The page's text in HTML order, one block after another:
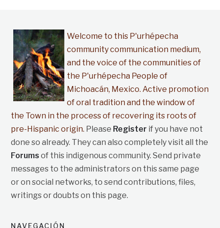
Welcome to this P'urhépecha
community communication medium,
and the voice of the communities of
the P'urhépecha People of
Michoacán, Mexico. Active promotion
of oral tradition and the window of
the Town in the process of recovering its roots of
pre-Hispanic origin. Please Register if you have not
done so already. They can also completely visit all the
Forums of this indigenous community. Send private
messages to the administrators on this same page
or on social networks, to send contributions, files,
writings or doubts on this page.
NAVEGACIÓN